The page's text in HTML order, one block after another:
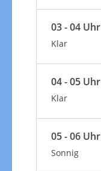
03 - 04 Uhr
Klar
04 - 05 Uhr
Klar
05 - 06 Uhr
Sonnig